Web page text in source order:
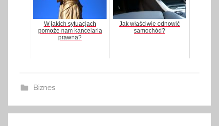
W jakich sytuacjach
pomoże nam kancelaria
prawna?
Jak właściwie odnowić
samochód?
Biznes